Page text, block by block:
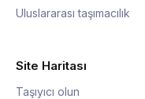
Uluslararası taşımacılık
Site Haritası
Taşıyıcı olun